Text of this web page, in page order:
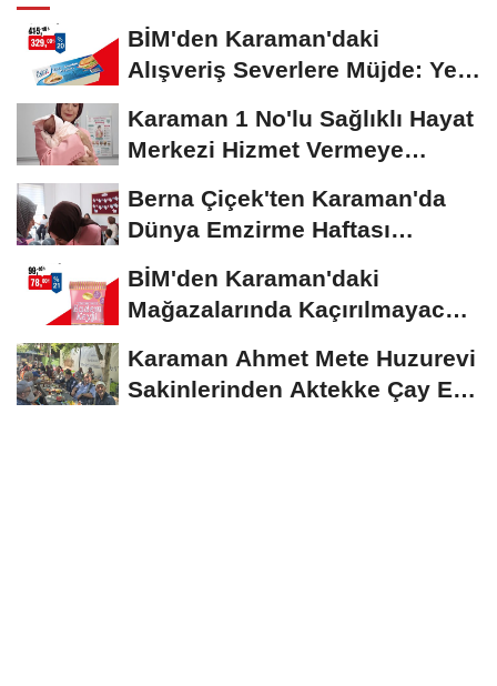
BİM'den Karaman'daki
Alışveriş Severlere Müjde: Yeni
Karaman 1 No'lu Sağlıklı Hayat
Merkezi Hizmet Vermeye
Berna Çiçek'ten Karaman'da
Dünya Emzirme Haftası
Etkinliğine Ziyaret
BİM'den Karaman'daki
Mağazalarında Kaçırılmayacak
Karaman Ahmet Mete Huzurevi
Sakinlerinden Aktekke Çay Evi